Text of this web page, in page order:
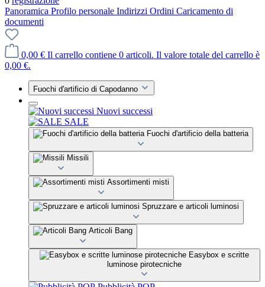
Panoramica Profilo personale Indirizzi Ordini Caricamento di
documenti
0,00 € Il carrello contiene 0 articoli. Il valore totale del carrello è
0,00 €.
Fuochi d'artificio di Capodanno
Nuovi successi
SALE
Fuochi d'artificio della batteria
Missili
Assortimenti misti
Spruzzare e articoli luminosi
Articoli Bang
Easybox e scritte
luminose pirotecniche